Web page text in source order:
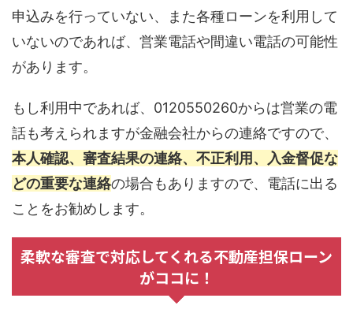
申込みを行っていない、また各種ローンを利用して
いないのであれば、営業電話や間違い電話の可能性
があります。
もし利用中であれば、0120550260からは営業の電
話も考えられますが金融会社からの連絡ですので、
本人確認、審査結果の連絡、不正利用、入金督促な
どの重要な連絡の場合もありますので、電話に出る
ことをお勧めします。
柔軟な審査で対応してくれる不動産担保ローン
がココに！